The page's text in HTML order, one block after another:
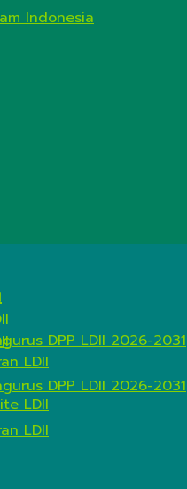
DPP LDII 2026-2031
LDII
DPP LDII 2026-2031
LDII
LDII